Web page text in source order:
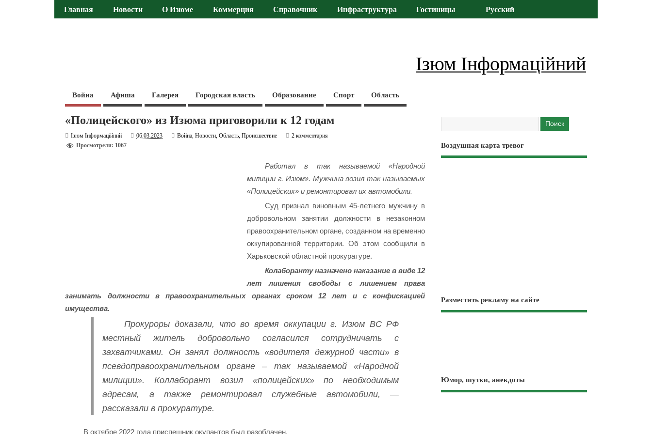
Главная Новости О Изюме Коммерция Справочник Инфраструктура Гостиницы Русский
Ізюм Інформаційний
Война Афиша Галерея Городская власть Образование Спорт Область
«Полицейского» из Изюма приговорили к 12 годам
Ізюм Інформаційний 06.03.2023 Война,Новости,Область,Происшествие
2 комментария
Просмотрели: 1067
Работал в так называемой «Народной
милиции г. Изюм». Мужчина возил так называемых
«Полицейских» и ремонтировал их автомобили.
Суд признал виновным 45-летнего мужчину в
добровольном занятии должности в незаконном
правоохранительном органе, созданном на временно
оккупированной территории. Об этом сообщили в
Харьковской областной прокуратуре.
Колаборанту назначено наказание в виде 12
лет лишения свободы с лишением права
занимать должности в правоохранительных органах сроком 12 лет и с конфискацией
имущества.
Прокуроры доказали, что во время оккупации г. Изюм ВС РФ
местный житель добровольно согласился сотрудничать с
захватчиками. Он занял должность «водителя дежурной части» в
псевдоправоохранительном органе – так называемой «Народной
милиции». Коллаборант возил «полицейских» по необходимым
адресам, а также ремонтировал служебные автомобили, —
рассказали в прокуратуре.
В октябре 2022 года приспешник окупантов был разоблачен.
Воздушная карта тревог
Разместить рекламу на сайте
Юмор, шутки, анекдоты